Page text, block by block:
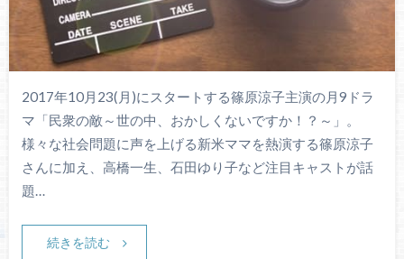
2017年10月23(月)にスタートする篠原涼子主演の月9ドラ
マ「民衆の敵～世の中、おかしくないですか！？～」。
様々な社会問題に声を上げる新米ママを熱演する篠原涼子
さんに加え、高橋一生、石田ゆり子など注目キャストが話
題…
続きを読む